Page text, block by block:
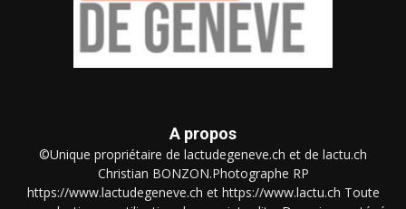
A propos
©Unique propriétaire de lactudegeneve.ch et de lactu.ch
Christian BONZON.Photographe RP
https://www.lactudegeneve.ch et https://www.lactu.ch Toute